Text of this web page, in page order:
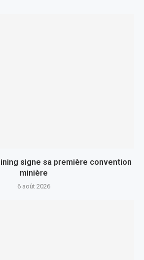
signe sa première convention
minière
6 août 2026